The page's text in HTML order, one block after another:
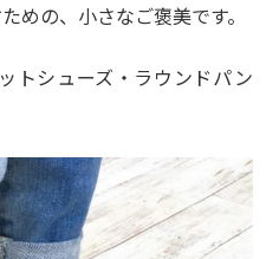
めの、小さなご褒美です。
トシューズ・ラウンドパン